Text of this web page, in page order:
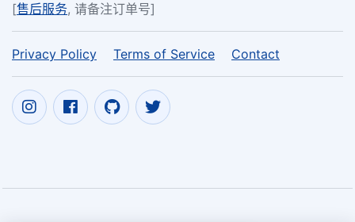
[售后服务, 请备注订单号]
Privacy Policy Terms of Service Contact